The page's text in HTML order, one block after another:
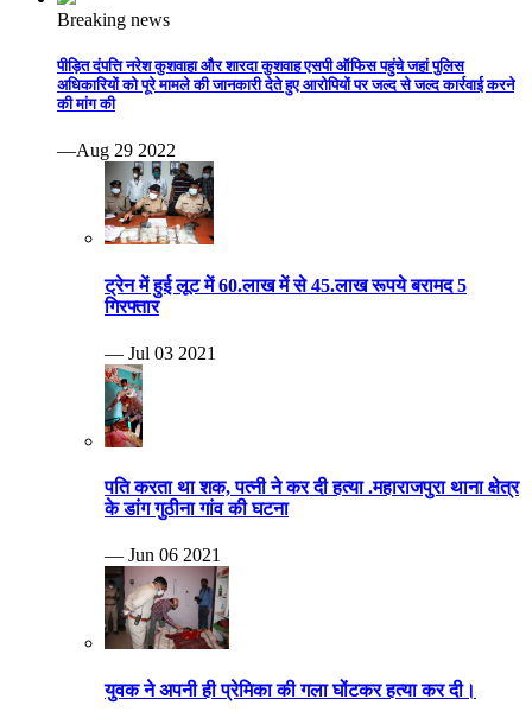
Breaking news
पीड़ित दंपत्ति नरेश कुशवाहा और शारदा कुशवाह एसपी ऑफिस पहुंचे जहां पुलिस
अधिकारियों को पूरे मामले की जानकारी देते हुए आरोपियों पर जल्द से जल्द कार्रवाई करने
की मांग की
—Aug 29 2022
ट्रेन में हुई लूट में 60.लाख में से 45.लाख रूपये बरामद 5
गिरफ्तार
— Jul 03 2021
पति करता था शक, पत्नी ने कर दी हत्या .महाराजपुरा थाना क्षेत्र
के डांग गुठीना गांव की घटना
— Jun 06 2021
युवक ने अपनी ही प्रेमिका की गला घोंटकर हत्या कर दी।